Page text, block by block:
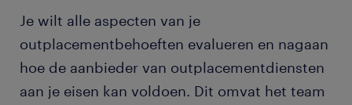
Je wilt alle aspecten van je
outplacementbehoeften evalueren en nagaan
hoe de aanbieder van outplacementdiensten
aan je eisen kan voldoen. Dit omvat het team